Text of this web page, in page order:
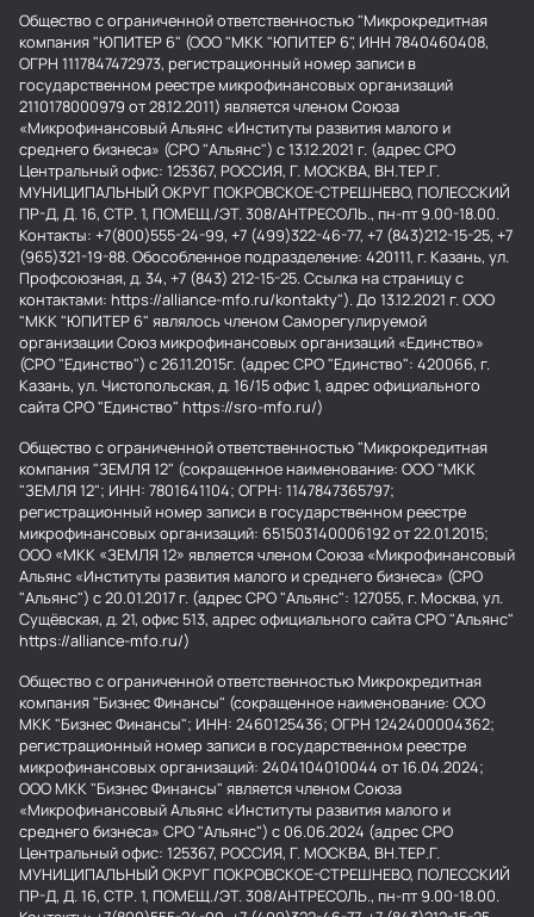
Общество с ограниченной ответственностью "Микрокредитная
компания "ЮПИТЕР 6" (ООО "МКК "ЮПИТЕР 6", ИНН 7840460408,
ОГРН 1117847472973, регистрационный номер записи в
государственном реестре микрофинансовых организаций
2110178000979 от 28.12.2011) является членом Союза
«Микрофинансовый Альянс «Институты развития малого и
среднего бизнеса» (СРО "Альянс") с 13.12.2021 г. (адрес СРО
Центральный офис: 125367, РОССИЯ, Г. МОСКВА, ВН.ТЕР.Г.
МУНИЦИПАЛЬНЫЙ ОКРУГ ПОКРОВСКОЕ-СТРЕШНЕВО, ПОЛЕССКИЙ
ПР-Д, Д. 16, СТР. 1, ПОМЕЩ./ЭТ. 308/АНТРЕСОЛЬ., пн-пт 9.00-18.00.
Контакты: +7(800)555-24-99, +7 (499)322-46-77, +7 (843)212-15-25, +7
(965)321-19-88. Обособленное подразделение: 420111, г. Казань, ул.
Профсоюзная, д. 34, +7 (843) 212-15-25. Ссылка на страницу с
контактами: https://alliance-mfo.ru/kontakty"). До 13.12.2021 г. ООО
"МКК "ЮПИТЕР 6" являлось членом Саморегулируемой
организации Союз микрофинансовых организаций «Единство»
(СРО "Единство") с 26.11.2015г. (адрес СРО "Единство": 420066, г.
Казань, ул. Чистопольская, д. 16/15 офис 1, адрес официального
сайта СРО "Единство" https://sro-mfo.ru/)
Общество с ограниченной ответственностью "Микрокредитная
компания "ЗЕМЛЯ 12" (сокращенное наименование: ООО "МКК
"ЗЕМЛЯ 12"; ИНН: 7801641104; ОГРН: 1147847365797;
регистрационный номер записи в государственном реестре
микрофинансовых организаций: 651503140006192 от 22.01.2015;
ООО «МКК «ЗЕМЛЯ 12» является членом Союза «Микрофинансовый
Альянс «Институты развития малого и среднего бизнеса» (СРО
"Альянс") с 20.01.2017 г. (адрес СРО "Альянс": 127055, г. Москва, ул.
Сущёвская, д. 21, офис 513, адрес официального сайта СРО "Альянс"
https://alliance-mfo.ru/)
Общество с ограниченной ответственностью Микрокредитная
компания "Бизнес Финансы" (сокращенное наименование: ООО
МКК "Бизнес Финансы"; ИНН: 2460125436; ОГРН 1242400004362;
регистрационный номер записи в государственном реестре
микрофинансовых организаций: 2404104010044 от 16.04.2024;
ООО МКК "Бизнес Финансы" является членом Союза
«Микрофинансовый Альянс «Институты развития малого и
среднего бизнеса» СРО "Альянс") с 06.06.2024 (адрес СРО
Центральный офис: 125367, РОССИЯ, Г. МОСКВА, ВН.ТЕР.Г.
МУНИЦИПАЛЬНЫЙ ОКРУГ ПОКРОВСКОЕ-СТРЕШНЕВО, ПОЛЕССКИЙ
ПР-Д, Д. 16, СТР. 1, ПОМЕЩ./ЭТ. 308/АНТРЕСОЛЬ., пн-пт 9.00-18.00.